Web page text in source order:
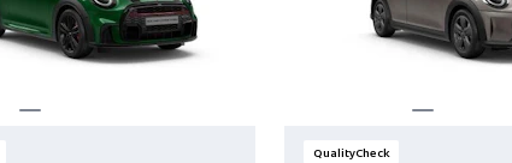
QualityCheck